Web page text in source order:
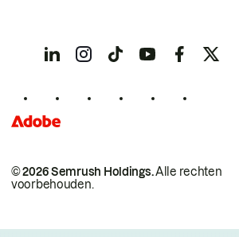
© 2026 Semrush Holdings.Alle rechten
voorbehouden.